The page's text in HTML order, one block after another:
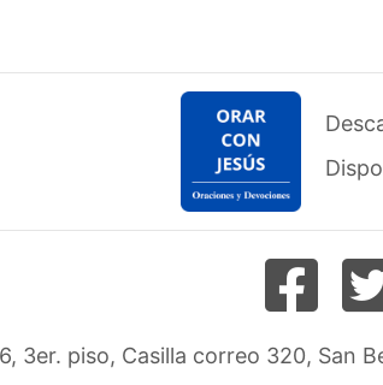
3er. piso, Casilla correo 320, San